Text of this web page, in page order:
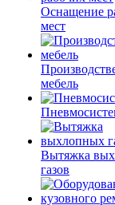
Оснащение
мест
мебель
Вытяжка
газов